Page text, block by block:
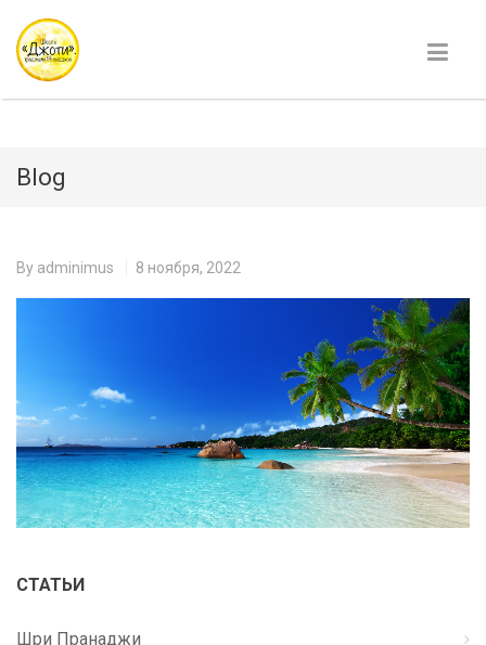
Blog
By adminimus 8 ноября, 2022
СТАТЬИ
Шри Пранаджи